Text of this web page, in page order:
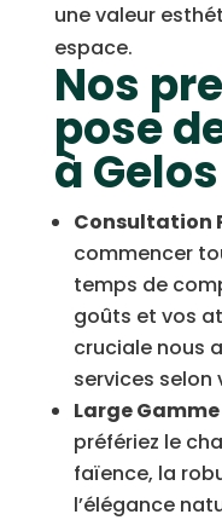
une valeur
espace.
Nos
pose
à Gelos
Consultation
commencer
temps de
goûts et vos
cruciale nous
services selon
Large
préfériez le
faïence, la
l’élégance